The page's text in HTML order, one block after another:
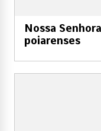
Nossa
poiarenses